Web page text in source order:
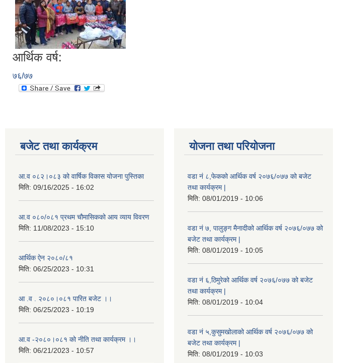
आर्थिक वर्ष:
७६/७७
बजेट तथा कार्यक्रम
आ.व ०८२।०८३ को वार्षिक विकास योजना पुस्तिका
मिति: 09/16/2025 - 16:02
आ.व ०८०/०८१ प्रथम चौमासिकको आय व्याय विवरण
मिति: 11/08/2023 - 15:10
आर्थिक ऐन २०८०/८१
मिति: 06/25/2023 - 10:31
आ .व . २०८०।०८१ पारित बजेट ।।
मिति: 06/25/2023 - 10:19
आ.व -२०८०।०८१ को नीति तथा कार्यक्रम ।।
मिति: 06/21/2023 - 10:57
योजना तथा परियोजना
वडा नं ८,फेकको आर्थिक वर्ष २०७६/०७७ को बजेट
तथा कार्यक्रम |
मिति: 08/01/2019 - 10:06
वडा नं ७, पालुङ्ग मैनादीको आर्थिक वर्ष २०७६/०७७ को
बजेट तथा कार्यक्रम |
मिति: 08/01/2019 - 10:05
वडा नं ६,ठिमुरेको आर्थिक वर्ष २०७६/०७७ को बजेट
तथा कार्यक्रम |
मिति: 08/01/2019 - 10:04
वडा नं ५,कुसुमखोलाको आर्थिक वर्ष २०७६/०७७ को
बजेट तथा कार्यक्रम |
मिति: 08/01/2019 - 10:03